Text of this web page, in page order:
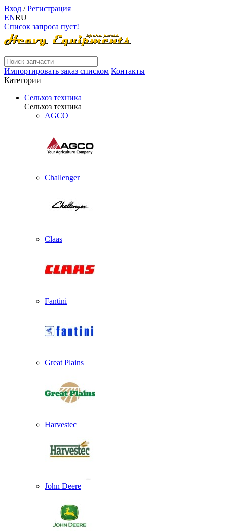
Вход /Регистрация
ENRU
Список запроса пуст!
Импортировать заказ списком Контакты
Категории
Сельхоз техника
Сельхоз техника
AGCO
Challenger
Claas
Fantini
Great Plains
Harvestec
John Deere